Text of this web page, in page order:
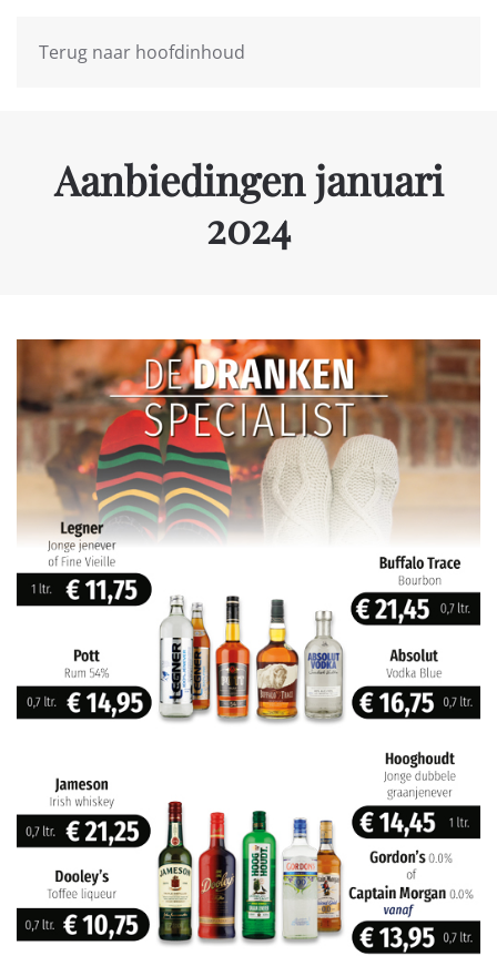
Terug naar hoofdinhoud
Aanbiedingen januari
2024